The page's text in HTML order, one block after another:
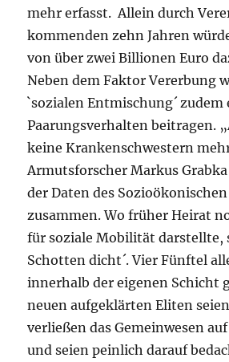
mehr erfasst. Allein durch
kommenden zehn Jahren
von über zwei Billionen Euro
Neben dem Faktor Vererbung
`sozialen Entmischung´
Paarungsverhalten beitragen.
keine Krankenschwestern
Armutsforscher Markus Grabka
der Daten des
zusammen. Wo früher Heirat
für soziale Mobilität darstellte,
Schotten dicht´. Vier Fünftel
innerhalb der eigenen Schicht
neuen aufgeklärten Eliten
verließen das Gemeinwesen
und seien peinlich darauf